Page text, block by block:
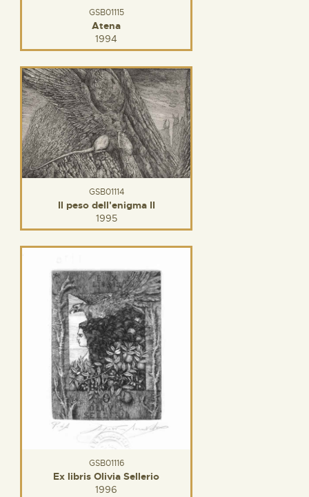
GSB01115
Atena
1994
GSB01114
Il peso dell'enigma II
1995
GSB01116
Ex libris Olivia Sellerio
1996